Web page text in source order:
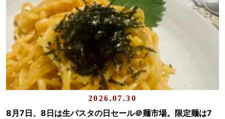
2026.07.30
8月7日、8日は生パスタの日セール＠麺市場。限定麺は7